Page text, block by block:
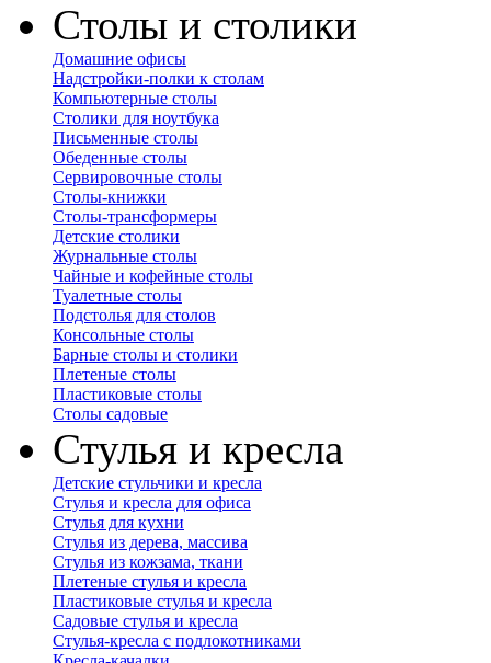
Столы и столики
Домашние офисы
Надстройки-полки к столам
Компьютерные столы
Столики для ноутбука
Письменные столы
Обеденные столы
Сервировочные столы
Столы-книжки
Столы-трансформеры
Детские столики
Журнальные столы
Чайные и кофейные столы
Туалетные столы
Подстолья для столов
Консольные столы
Барные столы и столики
Плетеные столы
Пластиковые столы
Столы садовые
Стулья и кресла
Детские стульчики и кресла
Стулья и кресла для офиса
Стулья для кухни
Стулья из дерева, массива
Стулья из кожзама, ткани
Плетеные стулья и кресла
Пластиковые стулья и кресла
Садовые стулья и кресла
Стулья-кресла с подлокотниками